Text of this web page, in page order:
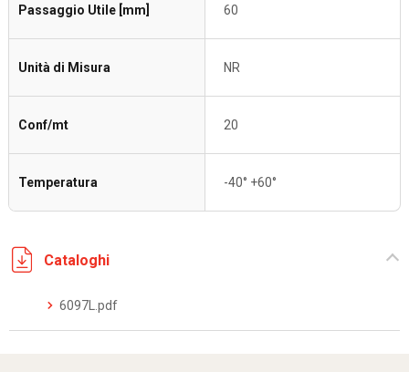
Passaggio Utile [mm] 60
Unità di Misura NR
Conf/mt 20
Temperatura -40° +60°
Cataloghi
6097L.pdf